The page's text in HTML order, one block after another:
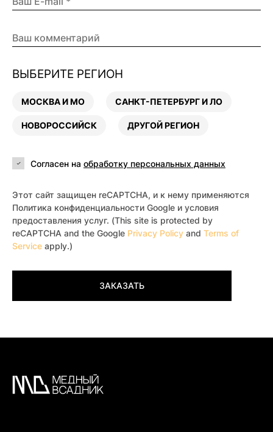
ВЫБЕРИТЕ РЕГИОН
МОСКВА И МО САНКТ-ПЕТЕРБУРГ И ЛО
НОВОРОССИЙСК ДРУГОЙ РЕГИОН
Согласен на обработку персональных данных
Этот сайт защищен reCAPTCHA, и к нему применяются
Политика конфиденциальности Google и условия
предоставления услуг. (This site is protected by
reCAPTCHA and the Google Privacy Policy and Terms of
Service apply.)